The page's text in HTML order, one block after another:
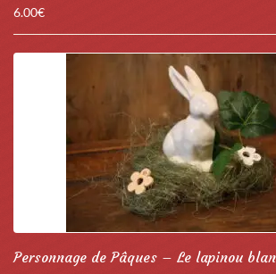
6.00€
Personnage de Pâques – Le lapinou